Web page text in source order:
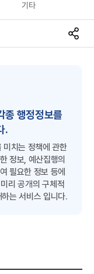
기타
S
N
종 행정정보를
.
미치는 정책에 관한
정보, 예산집행의
필요한 정보 등에
리 공개의 구체적
는 서비스 입니다.